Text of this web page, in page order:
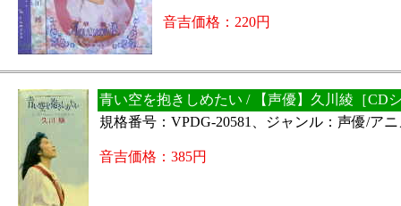
音吉価格：220円
青い空を抱きしめたい / 【声優】久川綾［CD
規格番号：VPDG-20581、ジャンル：声優/ア
音吉価格：385円